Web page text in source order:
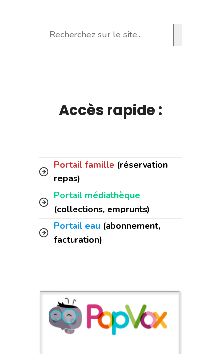
Rechercher
Accès rapide :
Portail famille (réservation
repas)
Portail médiathèque
(collections, emprunts)
Portail eau (abonnement,
facturation)